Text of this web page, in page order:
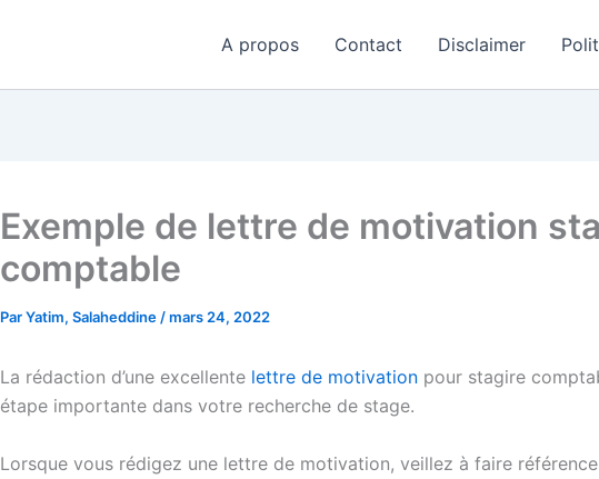
A propos Contact Disclaimer
Exemple de lettre de motivation
comptable
ParYatim, Salaheddine /mars 24, 2022
La rédaction d’une excellente lettre de motivation pour stagire
étape importante dans votre recherche de stage.
Lorsque vous rédigez une lettre de motivation, veillez à faire